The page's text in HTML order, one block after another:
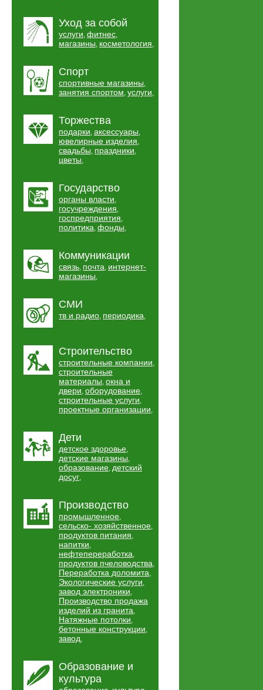
Уход за собой
услуги, фитнес,
магазины, косметология,
Спорт
спортивные магазины,
занятия спортом, услуги,
Торжества
подарки, аксессуары,
ювелирные изделия,
свадьбы, праздники,
цветы,
Государство
органы власти,
госучреждения,
госпредприятия,
политика, фонды,
Коммуникации
связь, почта, интернет-
магазины,
СМИ
тв и радио, периодика,
Строительство
строительные компании,
строительные
материалы, окна и
двери, оборудование,
строительные услуги,
проектные организации,
Дети
детское здоровье,
детские магазины,
образование, детский
досуг,
Производство
промышленное,
сельско- хозяйственное,
продуктов питания,
напитки,
нефтепереработка,
продуктов пчеловодства,
Переработка доломита,
Экологические услуги,
завод электроники,
Производство продажа
изделий из гранита,
Натяжные потолки,
бетонные конструкции,
завод,
Образование и
культура